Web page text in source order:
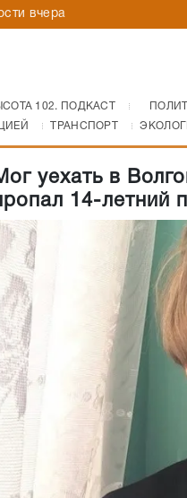
вчера
102. ПОДКАСТ
ТРАНСПОРТ
уехать в
14-летний